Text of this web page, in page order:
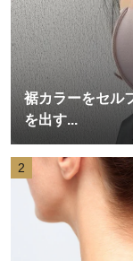
裾カラーをセル
を出す...
2